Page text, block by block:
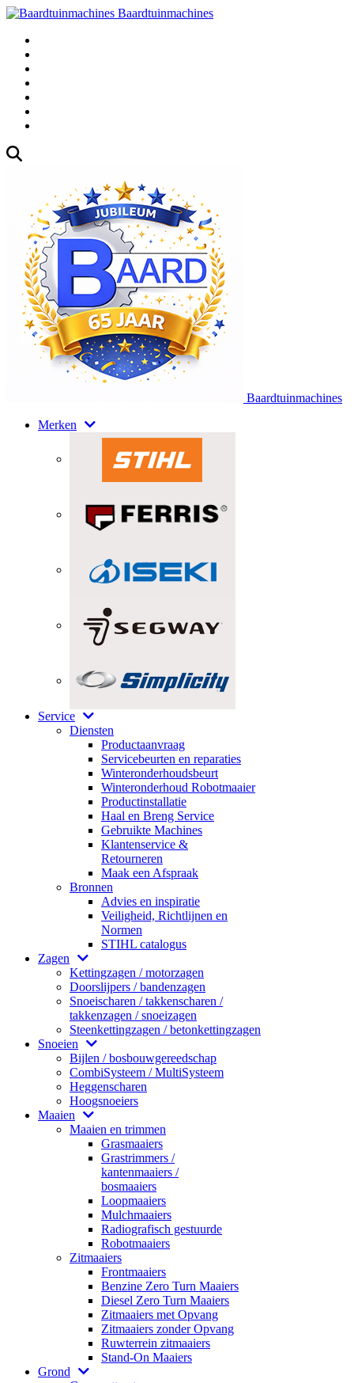
Baardtuinmachines
Baardtuinmachines
Merken
Service
Diensten
Productaanvraag
Servicebeurten en reparaties
Winteronderhoudsbeurt
Winteronderhoud Robotmaaier
Productinstallatie
Haal en Breng Service
Gebruikte Machines
Klantenservice &
Retourneren
Maak een Afspraak
Bronnen
Advies en inspiratie
Veiligheid, Richtlijnen en
Normen
STIHL catalogus
Zagen
Kettingzagen / motorzagen
Doorslijpers / bandenzagen
Snoeischaren / takkenscharen /
takkenzagen / snoeizagen
Steenkettingzagen / betonkettingzagen
Snoeien
Bijlen / bosbouwgereedschap
CombiSysteem / MultiSysteem
Heggenscharen
Hoogsnoeiers
Maaien
Maaien en trimmen
Grasmaaiers
Grastrimmers /
kantenmaaiers /
bosmaaiers
Loopmaaiers
Mulchmaaiers
Radiografisch gestuurde
Robotmaaiers
Zitmaaiers
Frontmaaiers
Benzine Zero Turn Maaiers
Diesel Zero Turn Maaiers
Zitmaaiers met Opvang
Zitmaaiers zonder Opvang
Ruwterrein zitmaaiers
Stand-On Maaiers
Grond